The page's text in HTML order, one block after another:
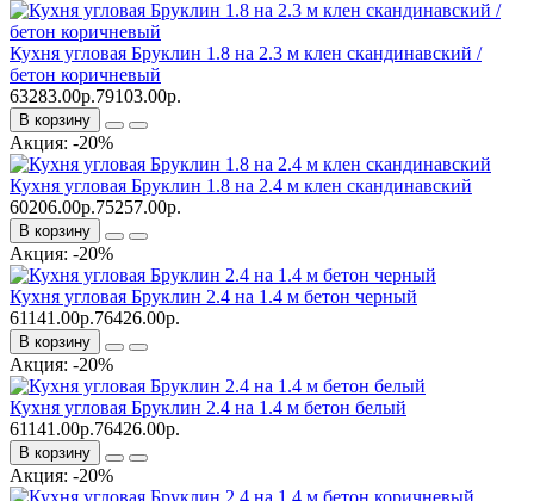
Кухня угловая Бруклин 1.8 на 2.3 м клен скандинавский /
бетон коричневый
63283.00р.79103.00р.
В корзину
Акция: -20%
Кухня угловая Бруклин 1.8 на 2.4 м клен скандинавский
60206.00р.75257.00р.
В корзину
Акция: -20%
Кухня угловая Бруклин 2.4 на 1.4 м бетон черный
61141.00р.76426.00р.
В корзину
Акция: -20%
Кухня угловая Бруклин 2.4 на 1.4 м бетон белый
61141.00р.76426.00р.
В корзину
Акция: -20%